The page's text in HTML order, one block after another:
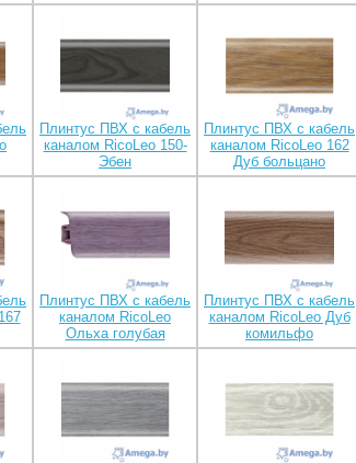
Плинтус ПВХ с кабель
каналом RicoLeo 150-
Эбен
Плинтус ПВХ с кабель
каналом RicoLeo 162
Дуб больцано
Плинтус ПВХ с кабель
каналом RicoLeo
Ольха голубая
Плинтус ПВХ с кабель
каналом RicoLeo Дуб
комильфо